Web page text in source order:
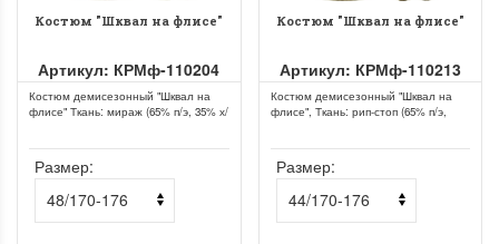
Костюм "Шквал на флисе"
Артикул: КРМф-110204
Костюм демисезонный "Шквал на
флисе" Ткань: мираж (65% п/э, 35% х/
Размер:
Костюм "Шквал на флисе"
Артикул: КРМф-110213
Костюм демисезонный "Шквал на
флисе", Ткань: рип-стоп (65% п/э,
Размер: